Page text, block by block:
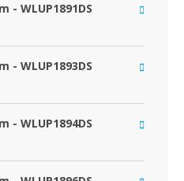
- WLUP1891DS
- WLUP1893DS
- WLUP1894DS